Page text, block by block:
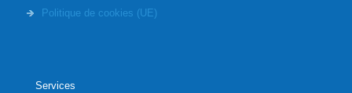
Politique de cookies (UE)
Services